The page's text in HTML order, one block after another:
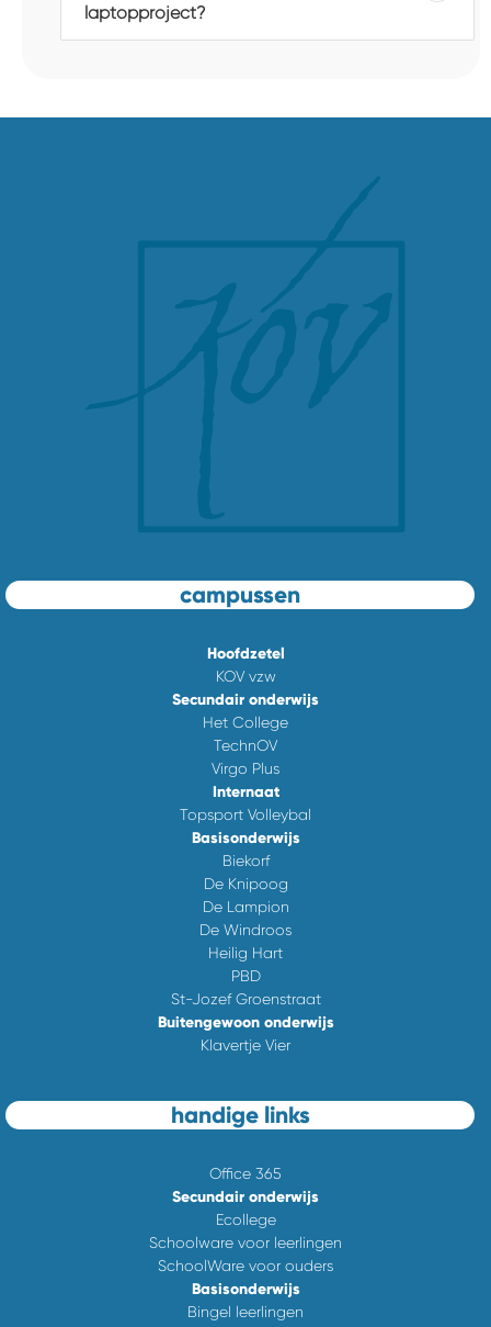
laptopproject?
campussen
Hoofdzetel
KOV vzw
Secundair onderwijs
Het College
TechnOV
Virgo Plus
Internaat
Topsport Volleybal
Basisonderwijs
Biekorf
De Knipoog
De Lampion
De Windroos
Heilig Hart
PBD
St-Jozef Groenstraat
Buitengewoon onderwijs
Klavertje Vier
handige links
Office 365
Secundair onderwijs
Ecollege
Schoolware voor leerlingen
SchoolWare voor ouders
Basisonderwijs
Bingel leerlingen